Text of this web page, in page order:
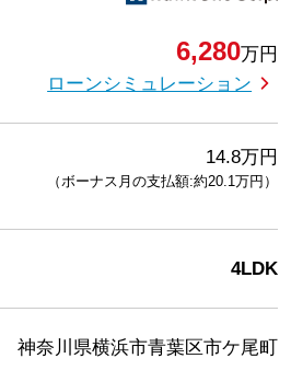
6,280万円
ローンシミュレーション
14.8万円
（ボーナス月の支払額:約20.1万円 ）
4LDK
神奈川県横浜市青葉区市ケ尾町